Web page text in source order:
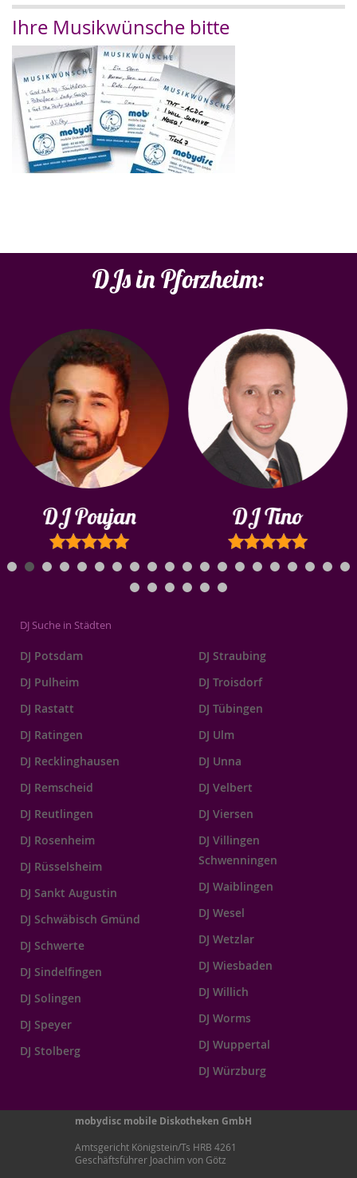
Ihre Musikwünsche bitte
DJs in Pforzheim:
DJ Poujan DJ Tino
DJ Suche in Städten
DJ Potsdam
DJ Pulheim
DJ Rastatt
DJ Ratingen
DJ Recklinghausen
DJ Remscheid
DJ Reutlingen
DJ Rosenheim
DJ Rüsselsheim
DJ Sankt Augustin
DJ Schwäbisch Gmünd
DJ Schwerte
DJ Sindelfingen
DJ Solingen
DJ Speyer
DJ Stolberg
DJ Straubing
DJ Troisdorf
DJ Tübingen
DJ Ulm
DJ Unna
DJ Velbert
DJ Viersen
DJ Villingen
Schwenningen
DJ Waiblingen
DJ Wesel
DJ Wetzlar
DJ Wiesbaden
DJ Willich
DJ Worms
DJ Wuppertal
DJ Würzburg
mobydisc mobile Diskotheken GmbH
Amtsgericht Königstein/Ts HRB 4261
Geschäftsführer Joachim von Götz